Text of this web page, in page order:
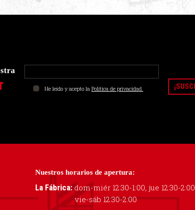
He leído y acepto la Política de privacidad.
Nuestros horarios de apertura:
La Fábrica:dom-miér 12:30-1:00, jue 12:30-2:00
vie-sáb 12:30-2:00